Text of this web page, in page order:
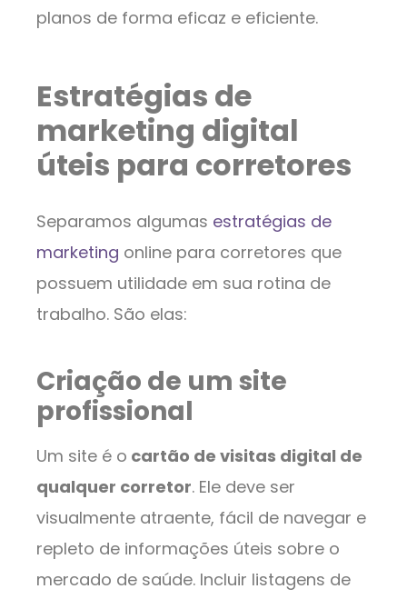
planos de forma eficaz e eficiente.
Estratégias de
marketing digital
úteis para corretores
Separamos algumas estratégias de
marketing online para corretores que
possuem utilidade em sua rotina de
trabalho. São elas:
Criação de um site
profissional
Um site é o cartão de visitas digital de
qualquer corretor. Ele deve ser
visualmente atraente, fácil de navegar e
repleto de informações úteis sobre o
mercado de saúde. Incluir listagens de